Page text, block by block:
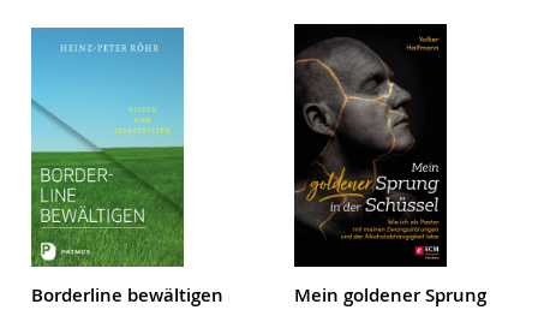
Borderline bewältigen
Mein goldener Sprung